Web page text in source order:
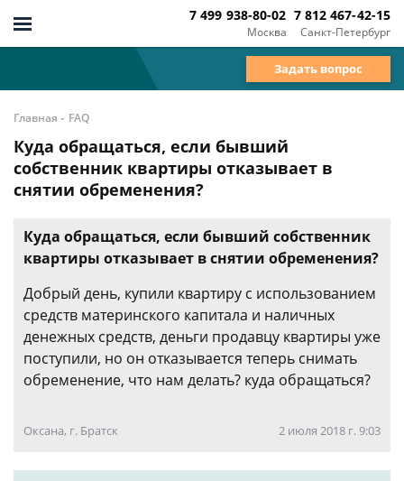
Москва
7 499 938-80-02
Санкт-Петербург
7 812 467-42-15
Задать вопрос
Главная - FAQ
Куда обращаться, если бывший
собственник квартиры отказывает в
снятии обременения?
Куда обращаться, если бывший собственник
квартиры отказывает в снятии обременения?
Добрый день, купили квартиру с использованием
средств материнского капитала и наличных
денежных средств, деньги продавцу квартиры уже
поступили, но он отказывается теперь снимать
обременение, что нам делать? куда обращаться?
Оксана, г. Братск 2 июля 2018 г. 9:03